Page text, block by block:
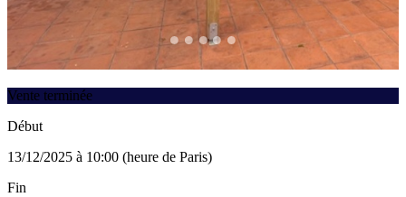
Vente terminée
Début
13/12/2025 à 10:00 (heure de Paris)
Fin